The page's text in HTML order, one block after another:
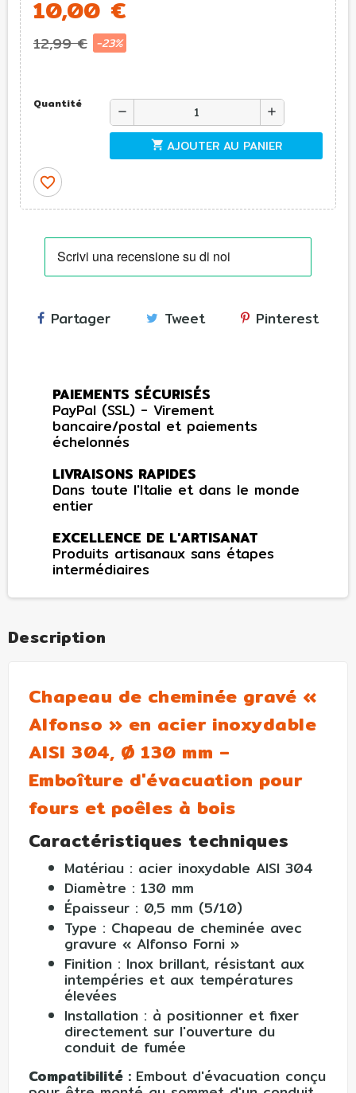
10,00 €
12,99 € -23%
Quantité
remove add
shopping_cart AJOUTER AU PANIER
favorite_border
Partager Tweet Pinterest
PAIEMENTS SÉCURISÉS
PayPal (SSL) - Virement
bancaire/postal et paiements
échelonnés
LIVRAISONS RAPIDES
Dans toute l'Italie et dans le monde
entier
EXCELLENCE DE L'ARTISANAT
Produits artisanaux sans étapes
intermédiaires
Description
Chapeau de cheminée gravé «
Alfonso » en acier inoxydable
AISI 304, Ø 130 mm –
Emboîture d'évacuation pour
fours et poêles à bois
Caractéristiques techniques
Matériau : acier inoxydable AISI 304
Diamètre : 130 mm
Épaisseur : 0,5 mm (5/10)
Type : Chapeau de cheminée avec
gravure « Alfonso Forni »
Finition : Inox brillant, résistant aux
intempéries et aux températures
élevées
Installation : à positionner et fixer
directement sur l'ouverture du
conduit de fumée
Compatibilité : Embout d'évacuation conçu